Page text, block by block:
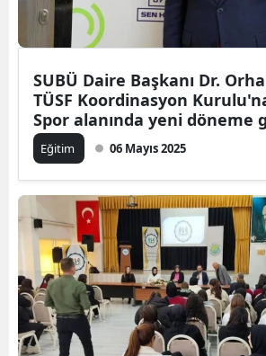
SUBÜ Daire Başkanı Dr.
TÜSF Koordinasyon
Spor alanında yeni döneme
Eğitim 06 Mayıs 2025